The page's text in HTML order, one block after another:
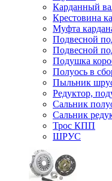
Карданный
Крестовина
Муфта
Подвесной
Подвесной
Подушка
Полуось в
Пыльник
Редуктор,
Сальник
Сальник
Трос КПП
ШРУС